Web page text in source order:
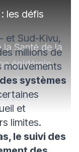
les défis
la Santé de la
épidémie
Selon les
sont
maladie,
et Sud-Kivu,
millions de
mouvements
systèmes
et
limites.
le suivi des